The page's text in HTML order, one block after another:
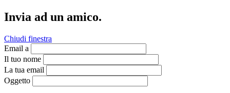
Invia ad un amico.
Chiudi finestra
Email a
Il tuo nome
La tua email
Oggetto